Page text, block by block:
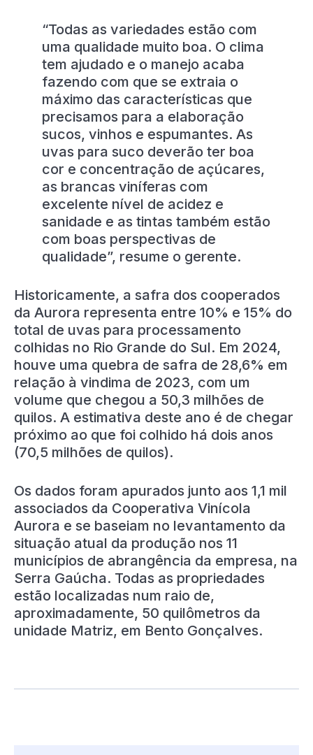
“Todas as variedades estão com
uma qualidade muito boa. O clima
tem ajudado e o manejo acaba
fazendo com que se extraia o
máximo das características que
precisamos para a elaboração
sucos, vinhos e espumantes. As
uvas para suco deverão ter boa
cor e concentração de açúcares,
as brancas viníferas com
excelente nível de acidez e
sanidade e as tintas também estão
com boas perspectivas de
qualidade”, resume o gerente.
Historicamente, a safra dos cooperados
da Aurora representa entre 10% e 15% do
total de uvas para processamento
colhidas no Rio Grande do Sul. Em 2024,
houve uma quebra de safra de 28,6% em
relação à vindima de 2023, com um
volume que chegou a 50,3 milhões de
quilos. A estimativa deste ano é de chegar
próximo ao que foi colhido há dois anos
(70,5 milhões de quilos).
Os dados foram apurados junto aos 1,1 mil
associados da Cooperativa Vinícola
Aurora e se baseiam no levantamento da
situação atual da produção nos 11
municípios de abrangência da empresa, na
Serra Gaúcha. Todas as propriedades
estão localizadas num raio de,
aproximadamente, 50 quilômetros da
unidade Matriz, em Bento Gonçalves.